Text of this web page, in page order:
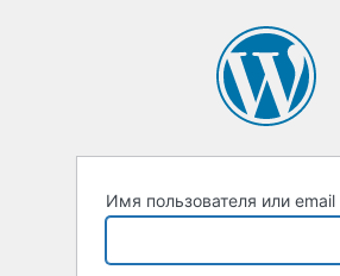
Имя пользователя или email